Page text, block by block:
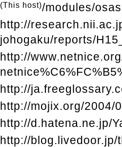
(This host)/modules/
http://
johogaku/reports/
http://
http://
http://mojix.org/2004/
http://d.hatena.ne.jp/
http://